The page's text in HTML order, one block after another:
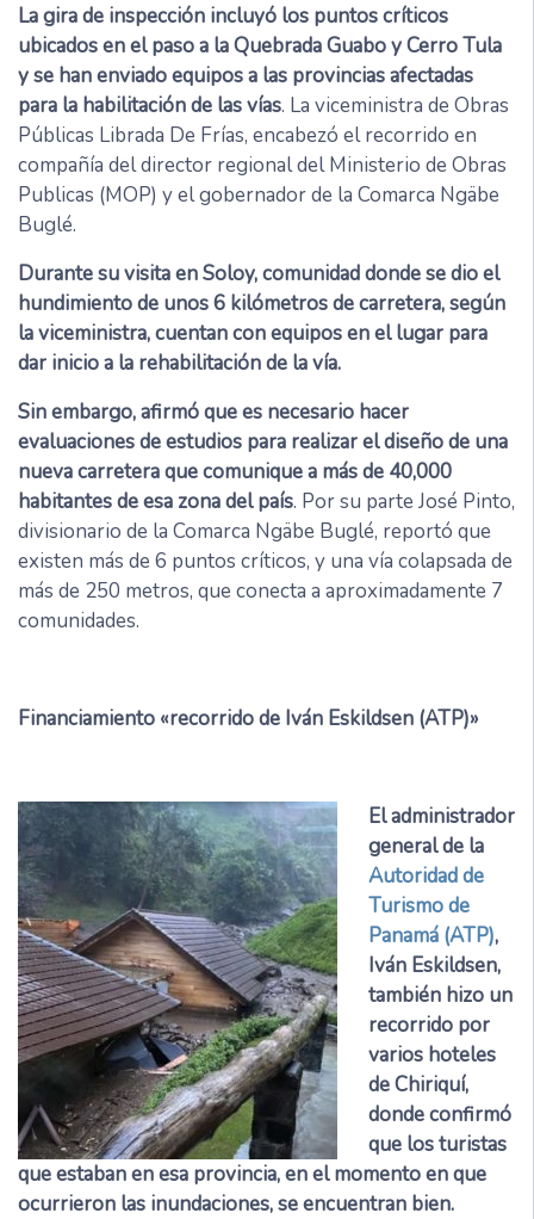
La gira de inspección incluyó los puntos críticos
ubicados en el paso a la Quebrada Guabo y Cerro Tula
y se han enviado equipos a las provincias afectadas
para la habilitación de las vías. La viceministra de Obras
Públicas Librada De Frías, encabezó el recorrido en
compañía del director regional del Ministerio de Obras
Publicas (MOP) y el gobernador de la Comarca Ngäbe
Buglé.
Durante su visita en Soloy, comunidad donde se dio el
hundimiento de unos 6 kilómetros de carretera, según
la viceministra, cuentan con equipos en el lugar para
dar inicio a la rehabilitación de la vía.
Sin embargo, afirmó que es necesario hacer
evaluaciones de estudios para realizar el diseño de una
nueva carretera que comunique a más de 40,000
habitantes de esa zona del país. Por su parte José Pinto,
divisionario de la Comarca Ngäbe Buglé, reportó que
existen más de 6 puntos críticos, y una vía colapsada de
más de 250 metros, que conecta a aproximadamente 7
comunidades.
Financiamiento «recorrido de Iván Eskildsen (ATP)»
El administrador
general de la
Autoridad de
Turismo de
Panamá (ATP),
Iván Eskildsen,
también hizo un
recorrido por
varios hoteles
de Chiriquí,
donde confirmó
que los turistas
que estaban en esa provincia, en el momento en que
ocurrieron las inundaciones, se encuentran bien.